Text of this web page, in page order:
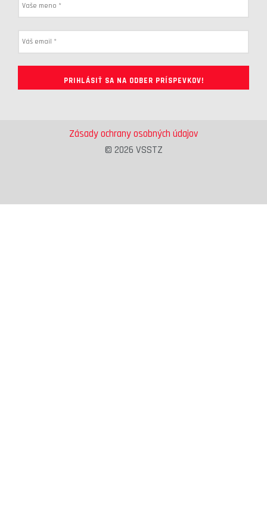
Zásady ochrany osobných údajov
© 2026 VSSTZ